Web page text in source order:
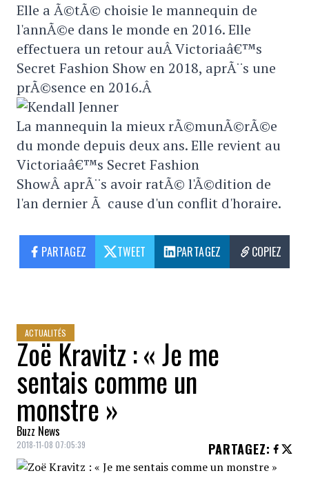
Elle a Ã©tÃ© choisie le mannequin de
l'annÃ©e dans le monde en 2016. Elle
effectuera un retour auÂ Victoriaâ€™s
Secret Fashion Show en 2018, aprÃ¨s une
prÃ©sence en 2016.Â
La mannequin la mieux rÃ©munÃ©rÃ©e
du monde depuis deux ans. Elle revient au
Victoriaâ€™s Secret Fashion
ShowÂ aprÃ¨s avoir ratÃ© l'Ã©dition de
l'an dernier Ã cause d'un conflit d'horaire.
PARTAGEZ TWEET PARTAGEZ COPIEZ
ACTUALITÉS
Zoë Kravitz : « Je me
sentais comme un
monstre »
Buzz News
2018-11-08 07:05:39 PARTAGEZ: